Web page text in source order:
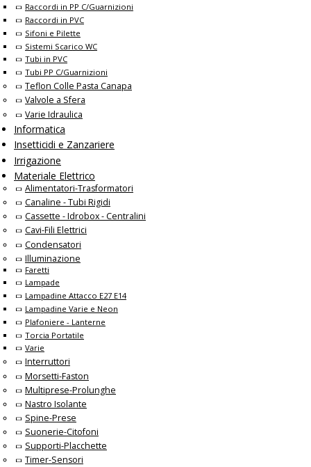
Raccordi in PP C/Guarnizioni
Raccordi in PVC
Sifoni e Pilette
Sistemi Scarico WC
Tubi in PVC
Tubi PP C/Guarnizioni
Teflon Colle Pasta Canapa
Valvole a Sfera
Varie Idraulica
Informatica
Insetticidi e Zanzariere
Irrigazione
Materiale Elettrico
Alimentatori-Trasformatori
Canaline - Tubi Rigidi
Cassette - Idrobox - Centralini
Cavi-Fili Elettrici
Condensatori
Illuminazione
Faretti
Lampade
Lampadine Attacco E27 E14
Lampadine Varie e Neon
Plafoniere - Lanterne
Torcia Portatile
Varie
Interruttori
Morsetti-Faston
Multiprese-Prolunghe
Nastro Isolante
Spine-Prese
Suonerie-Citofoni
Supporti-Placchette
Timer-Sensori